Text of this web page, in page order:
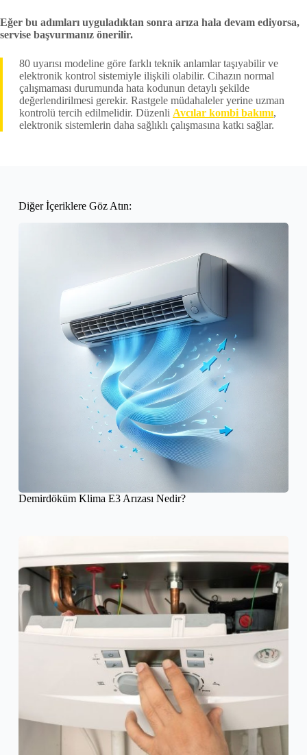
Eğer bu adımları uyguladıktan sonra arıza hala devam ediyorsa,
servise başvurmanız önerilir.
80 uyarısı modeline göre farklı teknik anlamlar taşıyabilir ve
elektronik kontrol sistemiyle ilişkili olabilir. Cihazın normal
çalışmaması durumunda hata kodunun detaylı şekilde
değerlendirilmesi gerekir. Rastgele müdahaleler yerine uzman
kontrolü tercih edilmelidir. Düzenli Avcılar kombi bakımı,
elektronik sistemlerin daha sağlıklı çalışmasına katkı sağlar.
Diğer İçeriklere Göz Atın:
Demirdöküm Klima E3 Arızası Nedir?